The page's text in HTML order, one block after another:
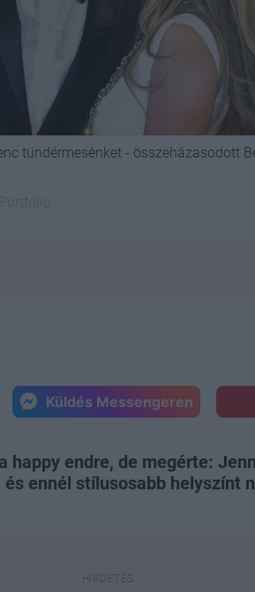
tündérmesénket - összeházasodott
Küldés Messengeren
happy endre, de megérte:
ennél stílusosabb helyszínt